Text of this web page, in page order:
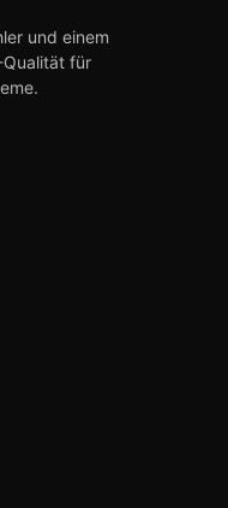
und einem
Qualität für